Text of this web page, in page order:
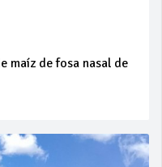
maíz de fosa nasal de